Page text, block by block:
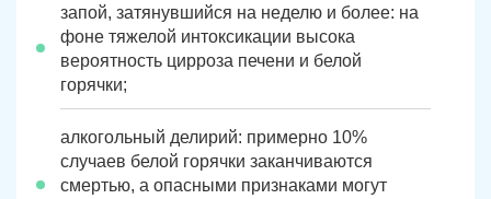
запой, затянувшийся на неделю и более: на
фоне тяжелой интоксикации высока
вероятность цирроза печени и белой
горячки;
алкогольный делирий: примерно 10%
случаев белой горячки заканчиваются
смертью, а опасными признаками могут